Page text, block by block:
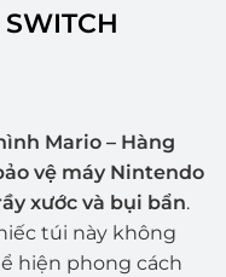
Mario – Hàng
vệ máy Nintendo
xước và bụi bẩn.
túi này không
hiện phong cách